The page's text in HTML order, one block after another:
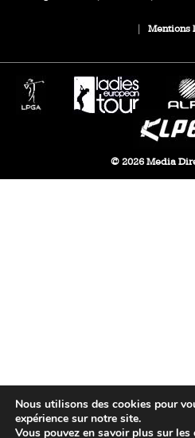
Mentions
© 2026 Media
Nous utilisons des cookies pour
expérience sur notre site.
Vous pouvez en savoir plus sur